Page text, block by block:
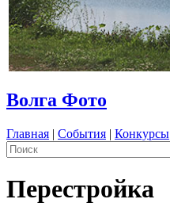
Волга Фото
Главная | События | Конкурсы
Перестройка